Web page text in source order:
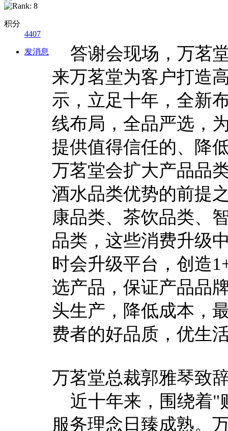
积分
4407
发消息
答谢会现场，万茗
来万茗堂为客户打造
示，立足十年，全新
线布局，全品严选，
提供值得信任的、降
万茗堂会扩大产品品
酒水品类优势的前提
康品类、茶饮品类、
品类，这些消费升级
时会升级平台，创造
选产品，保证产品品
头生产，降低成本，
费者的好品质，优生
万茗堂总裁郭雅琴致
近十年来，围绕着"
服务理念日臻成熟。